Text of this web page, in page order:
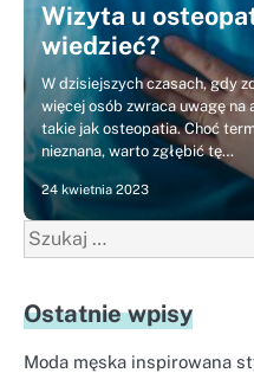
Wizyta u
wiedzieć?
W dzisiejszych czasach, gdy
więcej osób zwraca uwagę
takie jak osteopatia. Choć
nieznana, warto zgłębić tę…
24 kwietnia 2023
Szukaj:
Ostatnie wpisy
Moda męska inspirowana